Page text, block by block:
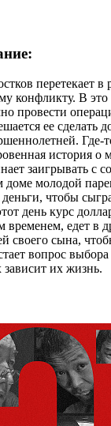
перетекает в
конфликту. В
провести
ее сделать
Где-
история
заигрывать с
доме молодой
чтобы
день курс
временем, едет в
своего сына,
вопрос
их жизнь.